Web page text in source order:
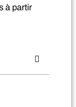
à partir